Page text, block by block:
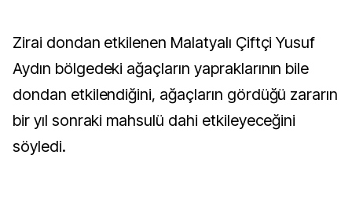
Zirai dondan etkilenen Malatyalı Çiftçi Yusuf
Aydın bölgedeki ağaçların yapraklarının bile
dondan etkilendiğini, ağaçların gördüğü zararın
bir yıl sonraki mahsulü dahi etkileyeceğini
söyledi.